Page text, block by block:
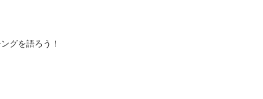
グを語ろう！